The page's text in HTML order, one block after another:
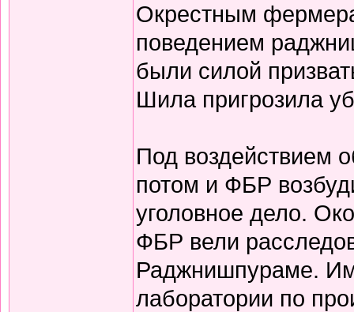
Окрестным
поведением
были силой
Шила пригрозила
Под воздействием
потом и ФБР
уголовное дело.
ФБР вели
Раджнишпураме.
лаборатории по